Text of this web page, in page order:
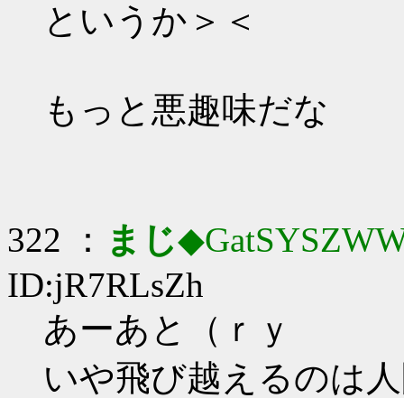
というか＞＜
もっと悪趣味だな
322 ： まじ
ID:jR7RLsZh
あーあと（ｒｙ
いや飛び越えるのは